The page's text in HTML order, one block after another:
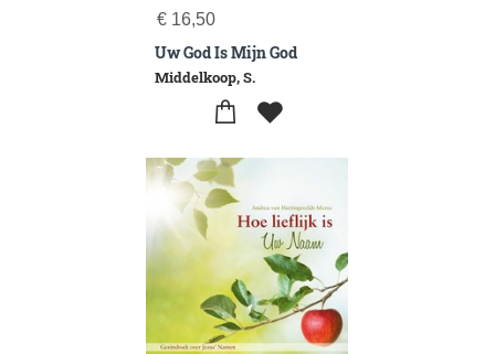
€ 16,50
Uw God Is Mijn God
Middelkoop, S.